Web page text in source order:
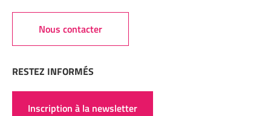
Nous contacter
RESTEZ INFORMÉS
Inscription à la newsletter